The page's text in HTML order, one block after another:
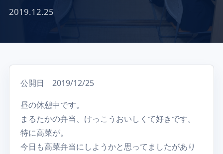
2019.12.25
公開日 2019/12/25
昼の休憩中です。
まるたかの弁当、けっこうおいしくて好きです。
特に高菜が。
今日も高菜弁当にしようかと思ってましたがあり